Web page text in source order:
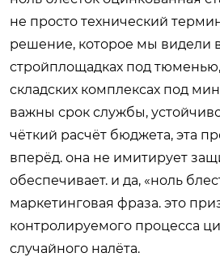
не просто технический
решение, которое мы видели
стройплощадках под тюменью,
складских комплексах под
важны срок службы,
чёткий расчёт бюджета, эта
вперёд. она не имитирует
обеспечивает. и да, «ноль
маркетинговая фраза. это
контролируемого процесса
случайного налёта.